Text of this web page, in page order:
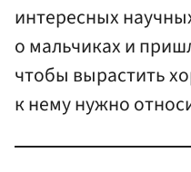
интересных
о мальчиках и
чтобы вырастить
к нему нужно